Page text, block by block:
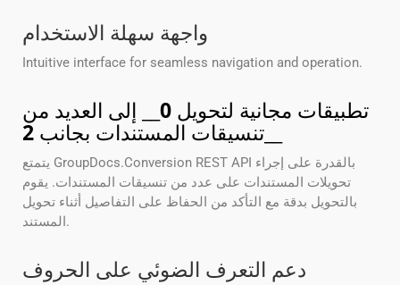
واجهة سهلة الاستخدام
Intuitive interface for seamless navigation and operation.
تطبيقات مجانية لتحويل 0 __ إلى العديد من
تنسيقات المستندات بجانب 2
يتمتع GroupDocs.Conversion REST API بالقدرة على إجراء
تحويلات المستندات على عدد من تنسيقات المستندات. يقوم
بالتحويل بدقة مع التأكد من الحفاظ على التفاصيل أثناء تحويل
المستند.
دعم التعرف الضوئي على الحروف